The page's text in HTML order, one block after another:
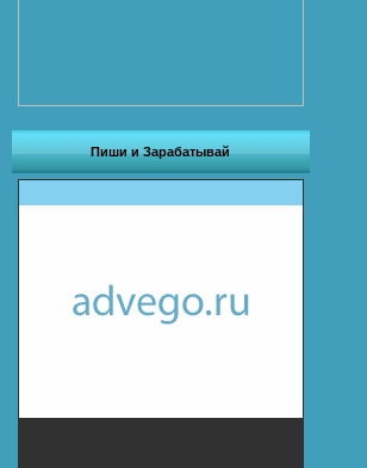
Пиши и Зарабатывай